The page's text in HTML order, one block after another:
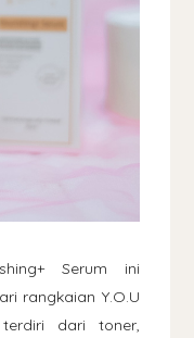
Serum ini
rangkaian Y.O.U
dari toner,